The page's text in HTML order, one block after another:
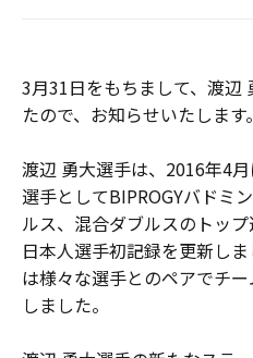
3月31日をもちまして、渡辺
たので、お知らせいたします。
渡辺 勇大選手は、2016年4
選手としてBIPROGYバドミ
ルス、混合ダブルスのトッ
日本人選手初記録を更新し
は様々な選手とのペアでチ
しました。